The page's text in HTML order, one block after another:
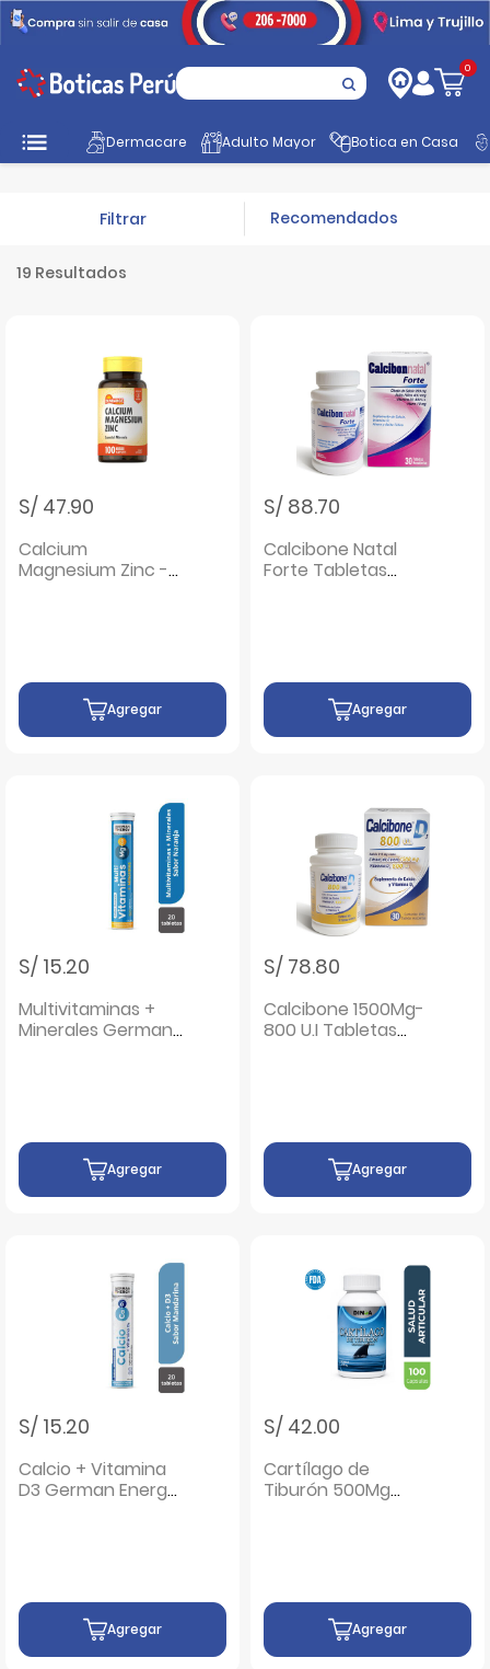
0
Dermacare Adulto Mayor Botica en Casa
Inicio Nutrición Vitaminas y Minerales Calcio
19 Resultados
Filtrar
S/ 47.90
Calcium
Magnesium Zinc -
Agregar
S/ 88.70
Calcibone Natal
Forte Tabletas
Agregar
S/ 15.20
Multivitaminas +
Minerales German
Agregar
S/ 78.80
Calcibone 1500Mg-
800 U.I Tabletas
Agregar
S/ 15.20
Calcio + Vitamina
D3 German Energy
Agregar
S/ 42.00
Cartílago de
Tiburón 500Mg
Agregar